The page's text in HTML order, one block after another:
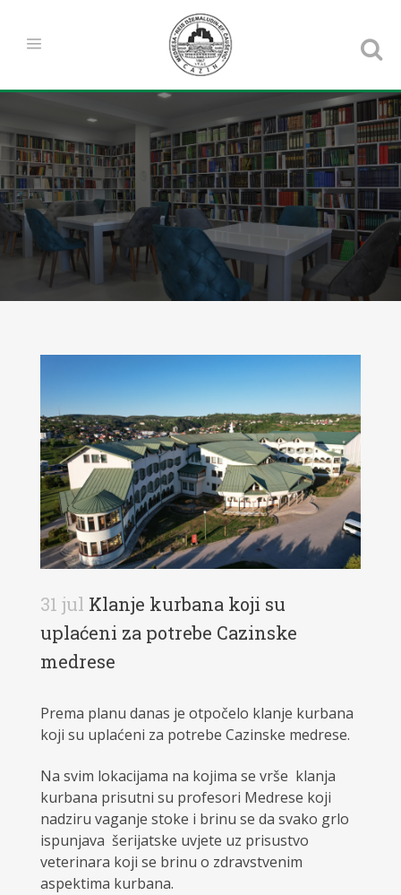
31 jul Klanje kurbana koji su
uplaćeni za potrebe Cazinske
medrese
Prema planu danas je otpočelo klanje kurbana
koji su uplaćeni za potrebe Cazinske medrese.
Na svim lokacijama na kojima se vrše klanja
kurbana prisutni su profesori Medrese koji
nadziru vaganje stoke i brinu se da svako grlo
ispunjava šerijatske uvjete uz prisustvo
veterinara koji se brinu o zdravstvenim
aspektima kurbana.